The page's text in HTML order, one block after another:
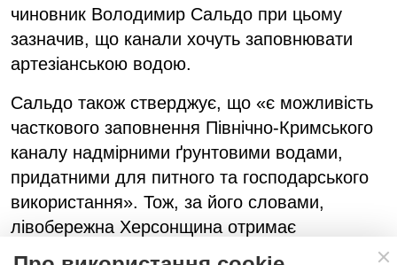
чиновник Володимир Сальдо при цьому
зазначив, що канали хочуть заповнювати
артезіанською водою.
Сальдо також стверджує, що «є можливість
часткового заповнення Північно-Кримського
каналу надмірними ґрунтовими водами,
придатними для питного та господарського
використання». Тож, за його словами,
лівобережна Херсонщина отримає
додаткове джерело водопостачання, яке